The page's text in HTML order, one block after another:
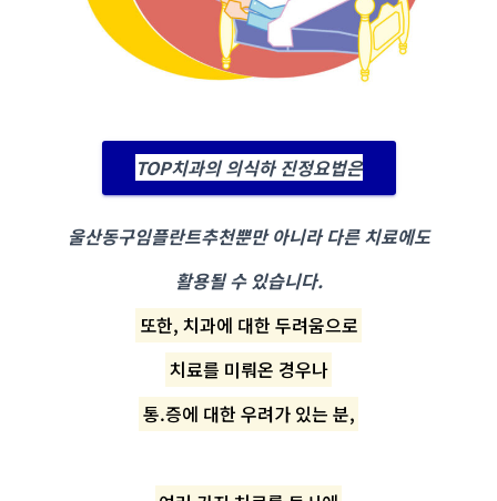
TOP치과의 의식하 진정요법은
울산동구임플란트추천뿐만 아니라 다른 치료에도
활용될 수 있습니다.
또한, 치과에 대한 두려움으로
치료를 미뤄온 경우나
통.증에 대한 우려가 있는 분,